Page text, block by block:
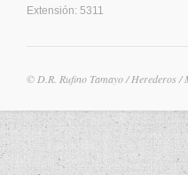
Extensión: 5311
© D.R. Rufino Tamayo / Herederos /